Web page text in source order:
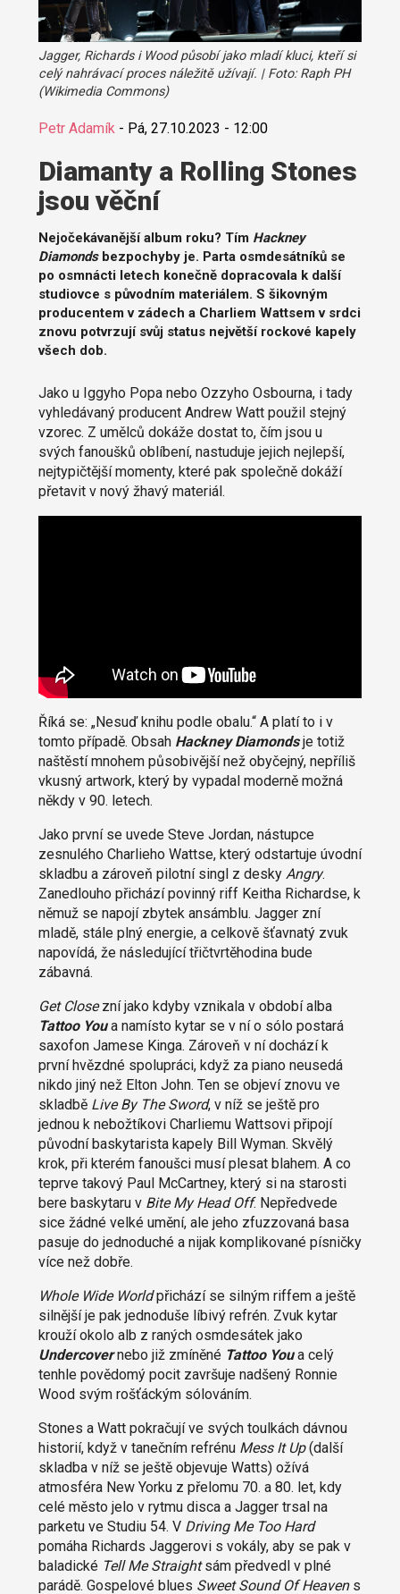
Jagger, Richards i Wood působí jako mladí kluci, kteří si
celý nahrávací proces náležitě užívají. | Foto: Raph PH
(Wikimedia Commons)
Petr Adamík- Pá, 27.10.2023 - 12:00
Diamanty a Rolling Stones
jsou věční
Nejočekávanější album roku? Tím Hackney
Diamondsbezpochyby je. Parta osmdesátníků se
po osmnácti letech konečně dopracovala k další
studiovce s původním materiálem. S šikovným
producentem v zádech a Charliem Wattsem v srdci
znovu potvrzují svůj status největší rockové kapely
všech dob.
Jako u Iggyho Popa nebo Ozzyho Osbourna, i tady
vyhledávaný producent Andrew Watt použil stejný
vzorec. Z umělců dokáže dostat to, čím jsou u
svých fanoušků oblíbení, nastuduje jejich nejlepší,
nejtypičtější momenty, které pak společně dokáží
přetavit v nový žhavý materiál.
Říká se: „Nesuď knihu podle obalu.“ A platí to i v
tomto případě. Obsah Hackney Diamondsje totiž
naštěstí mnohem působivější než obyčejný, nepříliš
vkusný artwork, který by vypadal moderně možná
někdy v 90. letech.
Jako první se uvede Steve Jordan, nástupce
zesnulého Charlieho Wattse, který odstartuje úvodní
skladbu a zároveň pilotní singl z desky Angry.
Zanedlouho přichází povinný riff Keitha Richardse, k
němuž se napojí zbytek ansámblu. Jagger zní
mladě, stále plný energie, a celkově šťavnatý zvuk
napovídá, že následující třičtvrtěhodina bude
zábavná.
Get Closezní jako kdyby vznikala v období alba
Tattoo Youa namísto kytar se v ní o sólo postará
saxofon Jamese Kinga. Zároveň v ní dochází k
první hvězdné spolupráci, když za piano neusedá
nikdo jiný než Elton John. Ten se objeví znovu ve
skladbě Live By The Sword, v níž se ještě pro
jednou k nebožtíkovi Charliemu Wattsovi připojí
původní baskytarista kapely Bill Wyman. Skvělý
krok, při kterém fanoušci musí plesat blahem. A co
teprve takový Paul McCartney, který si na starosti
bere baskytaru v Bite My Head Off. Nepředvede
sice žádné velké umění, ale jeho zfuzzovaná basa
pasuje do jednoduché a nijak komplikované písničky
více než dobře.
Whole Wide Worldpřichází se silným riffem a ještě
silnější je pak jednoduše líbivý refrén. Zvuk kytar
krouží okolo alb z raných osmdesátek jako
Undercovernebo již zmíněné Tattoo Youa celý
tenhle povědomý pocit završuje nadšený Ronnie
Wood svým rošťáckým sólováním.
Stones a Watt pokračují ve svých toulkách dávnou
historií, když v tanečním refrénu Mess It Up(další
skladba v níž se ještě objevuje Watts) ožívá
atmosféra New Yorku z přelomu 70. a 80. let, kdy
celé město jelo v rytmu disca a Jagger trsal na
parketu ve Studiu 54. V Driving Me Too Hard
pomáha Richards Jaggerovi s vokály, aby se pak v
baladické Tell Me Straightsám předvedl v plné
parádě. Gospelové blues Sweet Sound Of Heavens